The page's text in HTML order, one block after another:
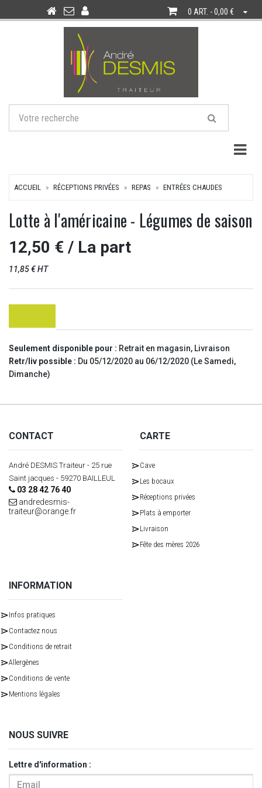
0 ART. - 0,00 €
ACCUEIL RÉCEPTIONS PRIVÉES REPAS ENTRÉES CHAUDES
Lotte à l'américaine - Légumes de saison
12,50 € / La part
11,85 € HT
Seulement disponible pour : Retrait en magasin, Livraison
Retr/liv possible : Du 05/12/2020 au 06/12/2020 (Le Samedi,
Dimanche)
CONTACT
André DESMIS Traiteur - 25 rue
Saint jacques - 59270 BAILLEUL
03 28 42 76 40
andredesmis-
traiteur@orange.fr
CARTE
Cave
Les bocaux
Réceptions privées
Plats à emporter
Livraison
Fête des mères 2026
INFORMATION
Infos pratiques
Contactez nous
Conditions de retrait
Allergènes
Conditions de vente
Mentions légales
NOUS SUIVRE
Lettre d'information :